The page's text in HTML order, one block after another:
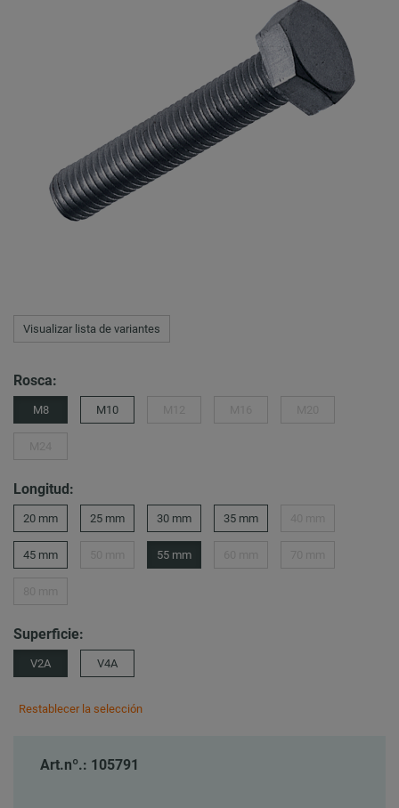
Visualizar lista de variantes
Rosca:
M8 M10
Longitud:
20 mm 25 mm 30 mm 35 mm
45 mm 55 mm
Superficie:
V2A V4A
Restablecer la selección
Art.nº.: 105791